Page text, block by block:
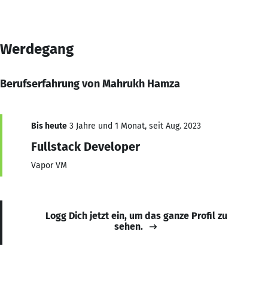
Werdegang
Berufserfahrung von Mahrukh Hamza
Bis heute 3 Jahre und 1 Monat, seit Aug. 2023
Fullstack Developer
Vapor VM
Logg Dich jetzt ein, um das ganze Profil zu
sehen.